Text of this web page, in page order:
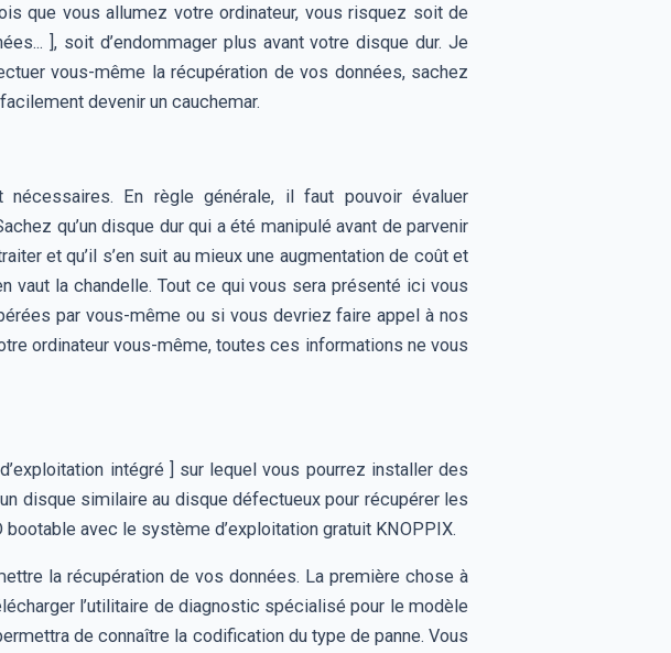
que vous allumez votre ordinateur, vous risquez soit de
], soit d’endommager plus avant votre disque dur. Je
vous-même la récupération de vos données, sachez
devenir un cauchemar.
En règle générale, il faut pouvoir évaluer
qu’un disque dur qui a été manipulé avant de parvenir
et qu’il s’en suit au mieux une augmentation de coût et
la chandelle. Tout ce qui vous sera présenté ici vous
par vous-même ou si vous devriez faire appel à nos
ordinateur vous-même, toutes ces informations ne vous
intégré ] sur lequel vous pourrez installer des
disque similaire au disque défectueux pour récupérer les
avec le système d’exploitation gratuit KNOPPIX.
la récupération de vos données. La première chose à
l’utilitaire de diagnostic spécialisé pour le modèle
de connaître la codification du type de panne. Vous